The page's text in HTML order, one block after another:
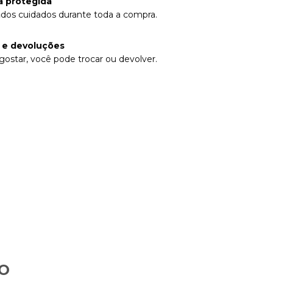
cuidados durante toda a compra.
e devoluções
você pode trocar ou devolver.